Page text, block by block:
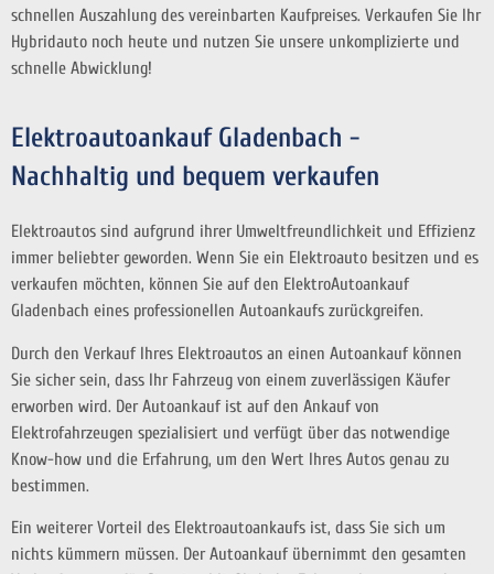
schnellen Auszahlung des vereinbarten Kaufpreises. Verkaufen Sie Ihr
Hybridauto noch heute und nutzen Sie unsere unkomplizierte und
schnelle Abwicklung!
Elektroautoankauf Gladenbach -
Nachhaltig und bequem verkaufen
Elektroautos sind aufgrund ihrer Umweltfreundlichkeit und Effizienz
immer beliebter geworden. Wenn Sie ein Elektroauto besitzen und es
verkaufen möchten, können Sie auf den ElektroAutoankauf
Gladenbach eines professionellen Autoankaufs zurückgreifen.
Durch den Verkauf Ihres Elektroautos an einen Autoankauf können
Sie sicher sein, dass Ihr Fahrzeug von einem zuverlässigen Käufer
erworben wird. Der Autoankauf ist auf den Ankauf von
Elektrofahrzeugen spezialisiert und verfügt über das notwendige
Know-how und die Erfahrung, um den Wert Ihres Autos genau zu
bestimmen.
Ein weiterer Vorteil des Elektroautoankaufs ist, dass Sie sich um
nichts kümmern müssen. Der Autoankauf übernimmt den gesamten